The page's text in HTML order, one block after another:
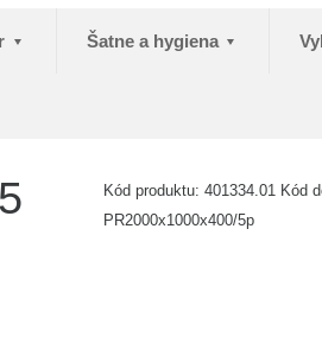
Šatne a hygiena
Kód produktu:401334.01
Kód
PR2000x1000x400/5p